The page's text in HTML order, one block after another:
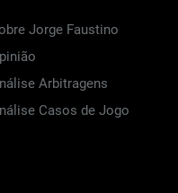
Jorge Faustino
Arbitragens
Casos de Jogo